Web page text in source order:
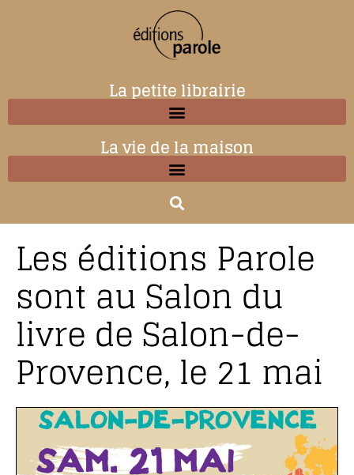
La petite librairie
La vie de la maison
Les éditions Parole
sont au Salon du
livre de Salon-de-
Provence, le 21 mai